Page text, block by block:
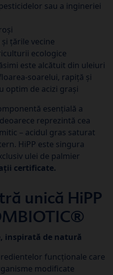
sau a ingineriei
țările vecine
ecologice
este alcătuit din uleiuri
rapiță și
optim de acizi grași
esențială a
reprezintă cea
– acidul gras saturat
HiPP este singura
ulei de palmier
certificate.
unică HiPP
inspirată de natură
funcționale care
modificate